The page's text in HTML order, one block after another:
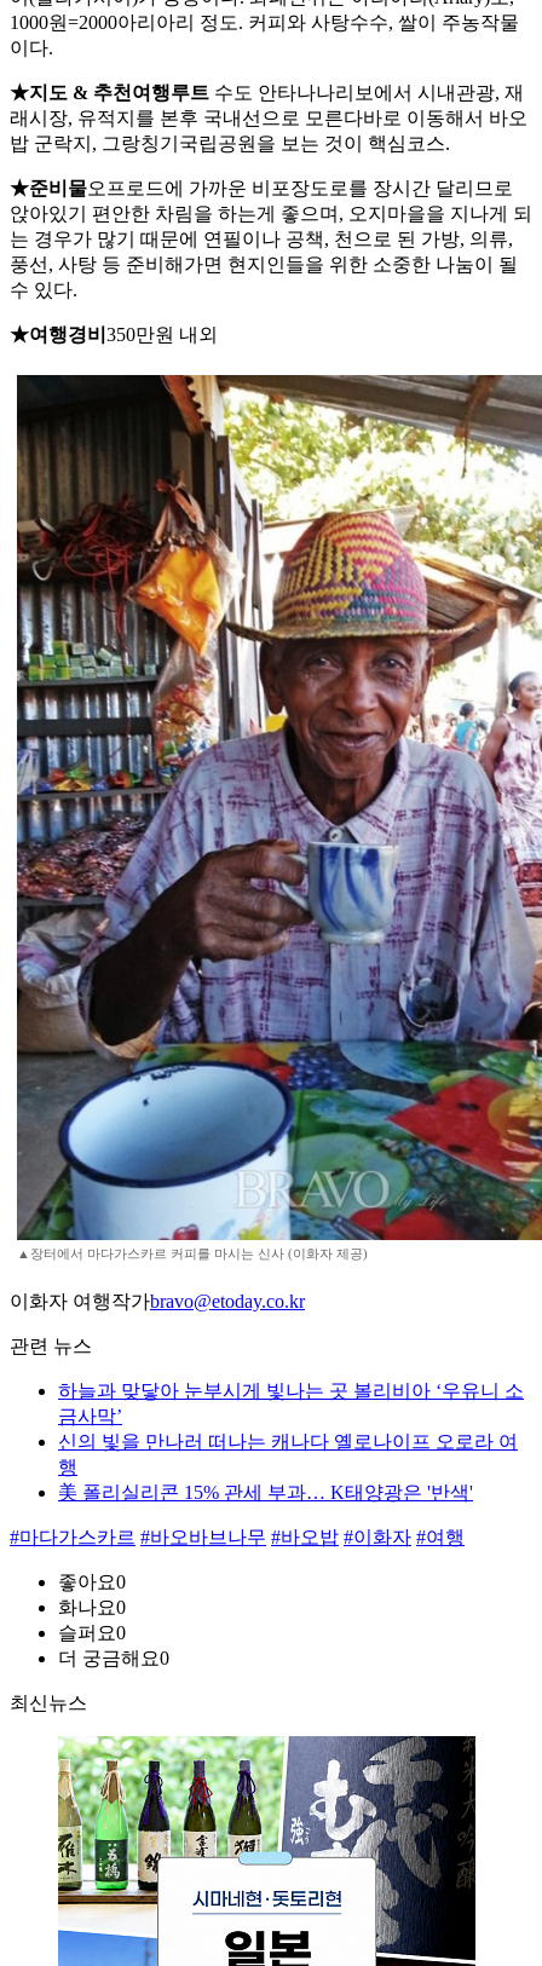
1000원=2000아리아리 정도. 커피와 사탕수수, 쌀이 주농작물
이다.
★지도 & 추천여행루트 수도 안타나나리보에서 시내관광, 재
래시장, 유적지를 본후 국내선으로 모른다바로 이동해서 바오
밥 군락지, 그랑칭기국립공원을 보는 것이 핵심코스.
★준비물오프로드에 가까운 비포장도로를 장시간 달리므로
앉아있기 편안한 차림을 하는게 좋으며, 오지마을을 지나게 되
는 경우가 많기 때문에 연필이나 공책, 천으로 된 가방, 의류,
풍선, 사탕 등 준비해가면 현지인들을 위한 소중한 나눔이 될
수 있다.
★여행경비 350만원 내외
▲장터에서 마다가스카르 커피를 마시는 신사 (이화자 제공)
이화자 여행작가bravo@etoday.co.kr
관련 뉴스
하늘과 맞닿아 눈부시게 빛나는 곳 볼리비아 ‘우유니 소
금사막’
신의 빛을 만나러 떠나는 캐나다 옐로나이프 오로라 여
행
美 폴리실리콘 15% 관세 부과… K태양광은 '반색'
#마다가스카르 #바오바브나무 #바오밥 #이화자 #여행
좋아요0
화나요0
슬퍼요0
더 궁금해요0
최신뉴스